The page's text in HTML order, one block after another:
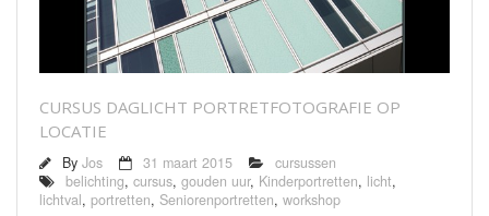
Bedrijfsreportages
Theaterfotografie
Openingstijden/Prijzen
Contact
CURSUS DAGLICHT PORTRETFOTOGRAFIE OP
LOCATIE
By Jos 31 maart 2015
cursussen
belichting, cursus, gouden uur, Kinderportretten, licht,
lichtval, portretten, Seniorenportretten, workshop